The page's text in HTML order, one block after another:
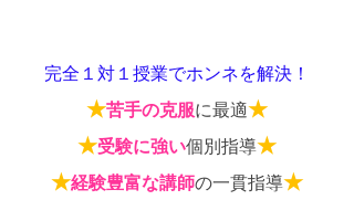
完全１対１授業でホンネを解決！
★苦手の克服に最適★
★受験に強い個別指導★
★経験豊富な講師の一貫指導★